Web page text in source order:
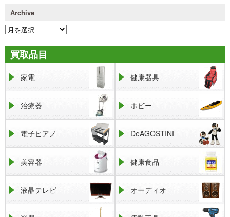
Archive
買取品目
家電 健康器具
治療器 ホビー
電子ピアノ DeAGOSTINI
美容器 健康食品
液晶テレビ オーディオ